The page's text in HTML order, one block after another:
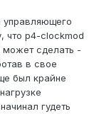
управляющего
что p4-clockmod
может сделать -
в свое
был крайне
гудеть